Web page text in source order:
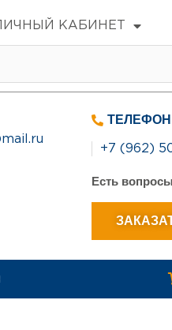
КАБИНЕТ
ТЕЛЕФОН
+7 (962)
Есть